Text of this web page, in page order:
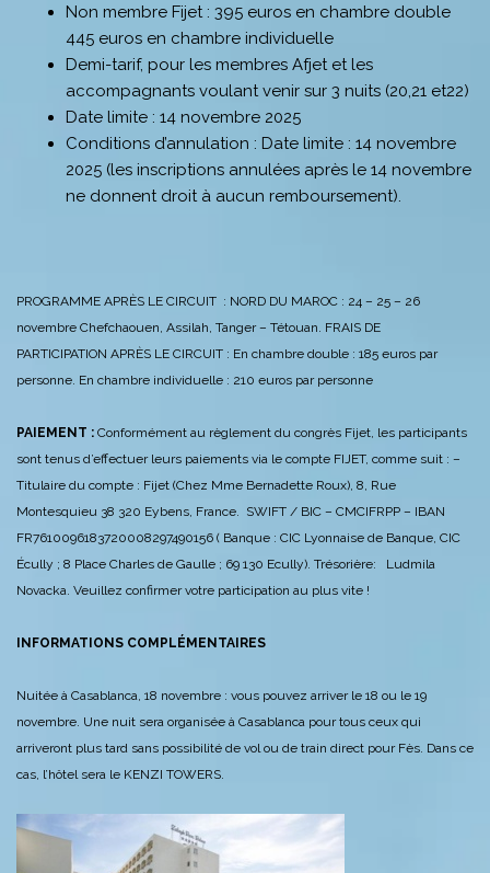
Non membre Fijet : 395 euros en chambre double
445 euros en chambre individuelle
Demi-tarif, pour les membres Afjet et les
accompagnants voulant venir sur 3 nuits (20,21 et22)
Date limite : 14 novembre 2025
Conditions d’annulation : Date limite : 14 novembre
2025 (les inscriptions annulées après le 14 novembre
ne donnent droit à aucun remboursement).
PROGRAMME APRÈS LE CIRCUIT : NORD DU MAROC : 24 – 25 – 26
novembre Chefchaouen, Assilah, Tanger – Tétouan. FRAIS DE
PARTICIPATION APRÈS LE CIRCUIT : En chambre double : 185 euros par
personne. En chambre individuelle : 210 euros par personne
PAIEMENT : Conformément au règlement du congrès Fijet, les participants
sont tenus d’effectuer leurs paiements via le compte FIJET, comme suit : –
Titulaire du compte : Fijet (Chez Mme Bernadette Roux), 8, Rue
Montesquieu 38 320 Eybens, France. SWIFT / BIC – CMCIFRPP – IBAN
FR7610096183720008297490156 ( Banque : CIC Lyonnaise de Banque, CIC
Écully ; 8 Place Charles de Gaulle ; 69 130 Ecully). Trésorière: Ludmila
Novacka. Veuillez confirmer votre participation au plus vite !
INFORMATIONS COMPLÉMENTAIRES
Nuitée à Casablanca, 18 novembre : vous pouvez arriver le 18 ou le 19
novembre. Une nuit sera organisée à Casablanca pour tous ceux qui
arriveront plus tard sans possibilité de vol ou de train direct pour Fès. Dans ce
cas, l’hôtel sera le KENZI TOWERS.